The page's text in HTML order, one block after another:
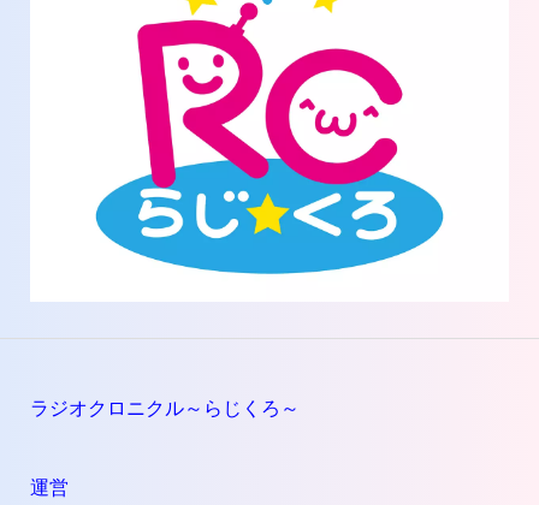
ラジオクロニクル～らじくろ～
運営